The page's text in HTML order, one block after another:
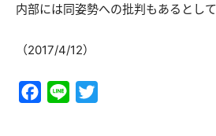
内部には同姿勢への批判もあるとし
（2017/4/12）
Facebook
Line